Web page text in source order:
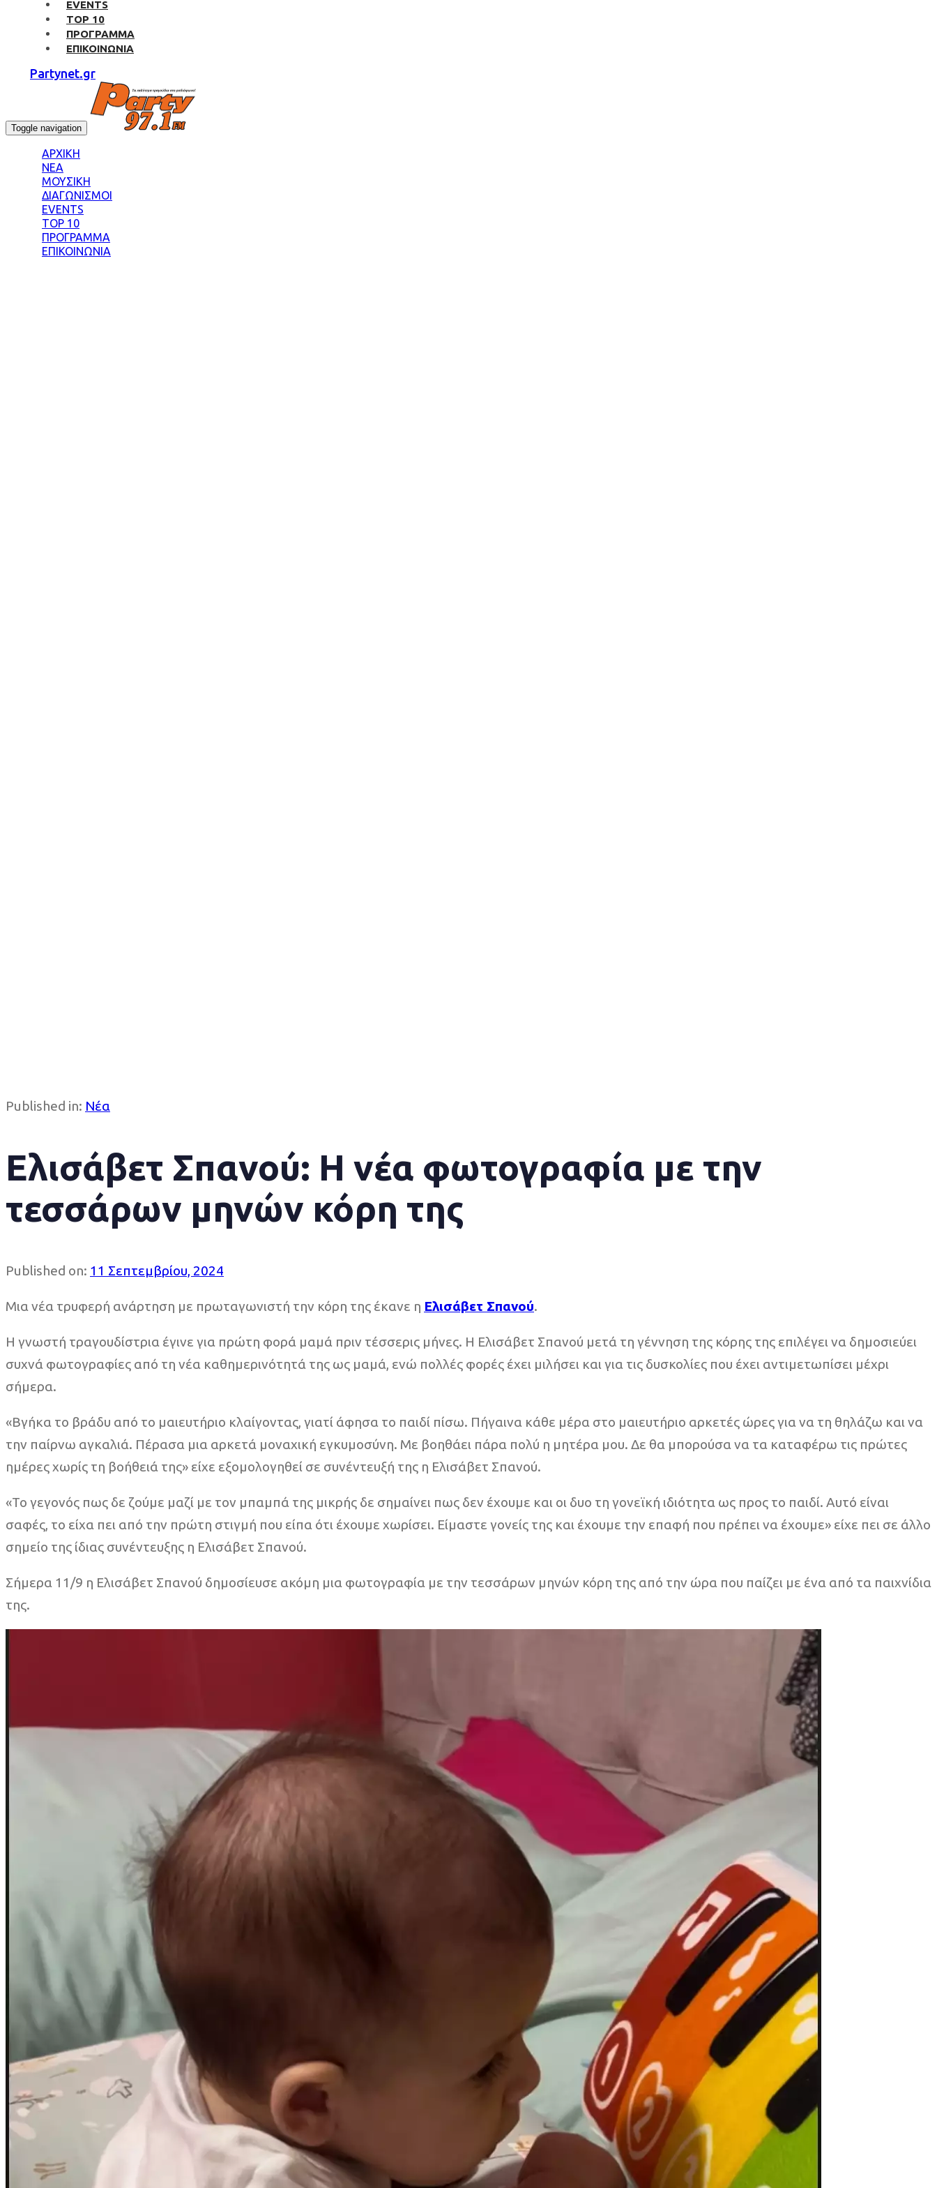
EVENTS
TOP 10
ΠΡΟΓΡΑΜΜΑ
ΕΠΙΚΟΙΝΩΝΙΑ
Partynet.gr
Toggle navigation
ΑΡΧΙΚΗ
ΝΕΑ
ΜΟΥΣΙΚΗ
ΔΙΑΓΩΝΙΣΜΟΙ
EVENTS
TOP 10
ΠΡΟΓΡΑΜΜΑ
ΕΠΙΚΟΙΝΩΝΙΑ
Published in: Νέα
Ελισάβετ Σπανού: Η νέα φωτογραφία με την
τεσσάρων μηνών κόρη της
Published on: 11 Σεπτεμβρίου, 2024
Μια νέα τρυφερή ανάρτηση με πρωταγωνιστή την κόρη της έκανε η Ελισάβετ Σπανού.
Η γνωστή τραγουδίστρια έγινε για πρώτη φορά μαμά πριν τέσσερις μήνες. Η Ελισάβετ Σπανού μετά τη γέννηση της κόρης της επιλέγει να δημοσιεύει
συχνά φωτογραφίες από τη νέα καθημερινότητά της ως μαμά, ενώ πολλές φορές έχει μιλήσει και για τις δυσκολίες που έχει αντιμετωπίσει μέχρι
σήμερα.
«Βγήκα το βράδυ από το μαιευτήριο κλαίγοντας, γιατί άφησα το παιδί πίσω. Πήγαινα κάθε μέρα στο μαιευτήριο αρκετές ώρες για να τη θηλάζω και να
την παίρνω αγκαλιά. Πέρασα μια αρκετά μοναχική εγκυμοσύνη. Με βοηθάει πάρα πολύ η μητέρα μου. Δε θα μπορούσα να τα καταφέρω τις πρώτες
ημέρες χωρίς τη βοήθειά της» είχε εξομολογηθεί σε συνέντευξή της η Ελισάβετ Σπανού.
«Το γεγονός πως δε ζούμε μαζί με τον μπαμπά της μικρής δε σημαίνει πως δεν έχουμε και οι δυο τη γονεϊκή ιδιότητα ως προς το παιδί. Αυτό είναι
σαφές, το είχα πει από την πρώτη στιγμή που είπα ότι έχουμε χωρίσει. Είμαστε γονείς της και έχουμε την επαφή που πρέπει να έχουμε» είχε πει σε άλλο
σημείο της ίδιας συνέντευξης η Ελισάβετ Σπανού.
Σήμερα 11/9 η Ελισάβετ Σπανού δημοσίευσε ακόμη μια φωτογραφία με την τεσσάρων μηνών κόρη της από την ώρα που παίζει με ένα από τα παιχνίδια
της.